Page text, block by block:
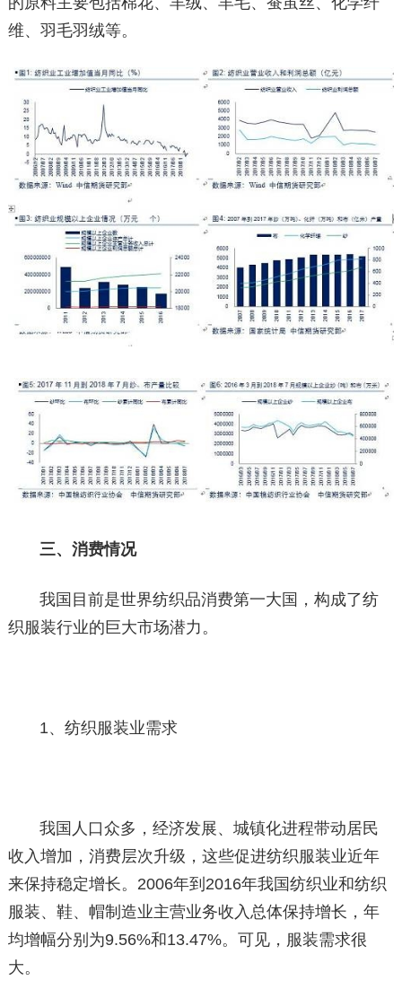
维、羽毛羽绒等。
三、消费情况
我国目前是世界纺织品消费第一大国，构成了纺
织服装行业的巨大市场潜力。
1、纺织服装业需求
我国人口众多，经济发展、城镇化进程带动居民
收入增加，消费层次升级，这些促进纺织服装业近年
来保持稳定增长。2006年到2016年我国纺织业和纺织
服装、鞋、帽制造业主营业务收入总体保持增长，年
均增幅分别为9.56%和13.47%。可见，服装需求很
大。